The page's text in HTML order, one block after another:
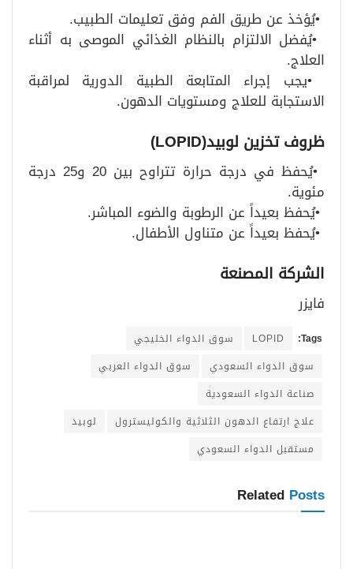
•يُؤخذ عن طريق الفم وفق تعليمات الطبيب.
•يُفضل الالتزام بالنظام الغذائي الموصى به أثناء
العلاج.
•يجب إجراء المتابعة الطبية الدورية لمراقبة
الاستجابة للعلاج ومستويات الدهون.
ظروف تخزين لوبيد(LOPID)
•
يُحفظ في درجة حرارة تتراوح بين 20 و25 درجة
مئوية.
•يُحفظ بعيداً عن الرطوبة والضوء المباشر.
•يُحفظ بعيداً عن متناول الأطفال.
الشركة المصنعة
فايزر
Tags:
LOPID
سوق الدواء الخليجي
سوق الدواء السعودي
سوق الدواء العربي
صناعة الدواء السعودية
علاج ارتفاع الدهون الثلاثية والكوليسترول
لوبيد
مستقبل الدواء السعودي
Related Posts